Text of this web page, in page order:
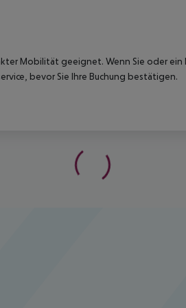
Mobilität geeignet. Wenn Sie oder
bevor Sie Ihre Buchung bestätigen.